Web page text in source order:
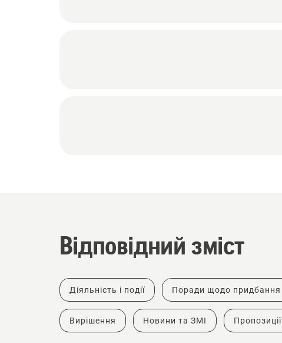
Відповідний зміст
Діяльність і події Поради щодо придбання
Вирішення Новини та ЗМІ Пропозиції